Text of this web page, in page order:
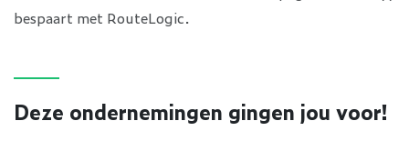
bespaart met RouteLogic.
Deze ondernemingen gingen jou voor!